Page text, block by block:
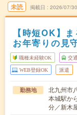
未読 掲載日 2026/07/30
【時短OK】
お年寄りの見
職種未経験OK 交
WEB登録OK 派遣
勤務地
北九州市
本城駅か
分／新木